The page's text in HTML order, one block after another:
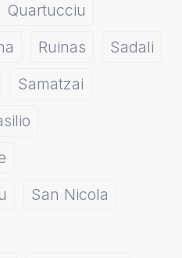
Quartucciu
Ruinas
Sadali
Samatzai
San Nicola